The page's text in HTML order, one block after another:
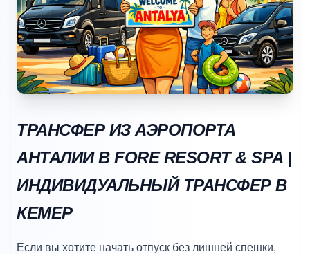
ТРАНСФЕР ИЗ АЭРОПОРТА
АНТАЛИИ В FORE RESORT & SPA |
ИНДИВИДУАЛЬНЫЙ ТРАНСФЕР В
КЕМЕР
Если вы хотите начать отпуск без лишней спешки,